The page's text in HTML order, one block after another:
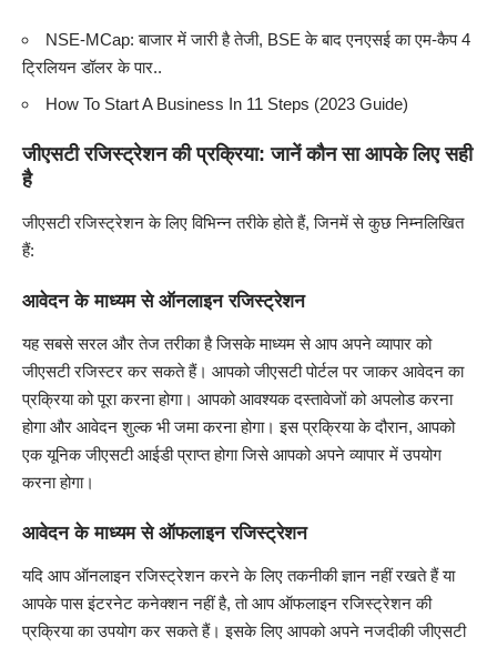
NSE-MCap: बाजार में जारी है तेजी, BSE के बाद एनएसई का एम-कैप 4
ट्रिलियन डॉलर के पार..
How To Start A Business In 11 Steps (2023 Guide)
जीएसटी रजिस्ट्रेशन की प्रक्रिया: जानें कौन सा आपके लिए सही
है
जीएसटी रजिस्ट्रेशन के लिए विभिन्न तरीके होते हैं, जिनमें से कुछ निम्नलिखित
हैं:
आवेदन के माध्यम से ऑनलाइन रजिस्ट्रेशन
यह सबसे सरल और तेज तरीका है जिसके माध्यम से आप अपने व्यापार को
जीएसटी रजिस्टर कर सकते हैं। आपको जीएसटी पोर्टल पर जाकर आवेदन का
प्रक्रिया को पूरा करना होगा। आपको आवश्यक दस्तावेजों को अपलोड करना
होगा और आवेदन शुल्क भी जमा करना होगा। इस प्रक्रिया के दौरान, आपको
एक यूनिक जीएसटी आईडी प्राप्त होगा जिसे आपको अपने व्यापार में उपयोग
करना होगा।
आवेदन के माध्यम से ऑफलाइन रजिस्ट्रेशन
यदि आप ऑनलाइन रजिस्ट्रेशन करने के लिए तकनीकी ज्ञान नहीं रखते हैं या
आपके पास इंटरनेट कनेक्शन नहीं है, तो आप ऑफलाइन रजिस्ट्रेशन की
प्रक्रिया का उपयोग कर सकते हैं। इसके लिए आपको अपने नजदीकी जीएसटी